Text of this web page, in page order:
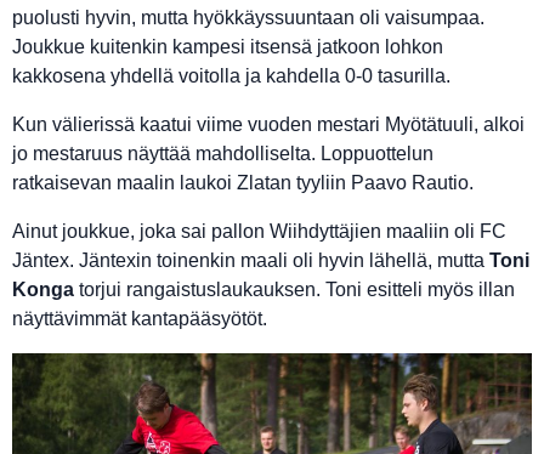
puolusti hyvin, mutta hyökkäyssuuntaan oli vaisumpaa.
Joukkue kuitenkin kampesi itsensä jatkoon lohkon
kakkosena yhdellä voitolla ja kahdella 0-0 tasurilla.
Kun välierissä kaatui viime vuoden mestari Myötätuuli, alkoi
jo mestaruus näyttää mahdolliselta. Loppuottelun
ratkaisevan maalin laukoi Zlatan tyyliin Paavo Rautio.
Ainut joukkue, joka sai pallon Wiihdyttäjien maaliin oli FC
Jäntex. Jäntexin toinenkin maali oli hyvin lähellä, mutta Toni
Konga torjui rangaistuslaukauksen. Toni esitteli myös illan
näyttävimmät kantapääsyötöt.